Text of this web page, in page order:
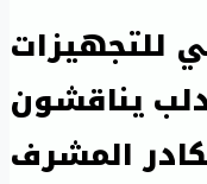
للتجهيزات
يناقشون
المشرف